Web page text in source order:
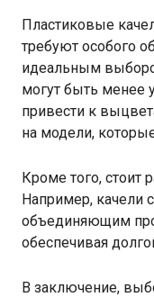
Пластиковые
требуют особого
идеальным
могут быть менее
привести к
на модели,
Кроме того, стоит
Например, качели
объединяющим
обеспечивая
В заключение,